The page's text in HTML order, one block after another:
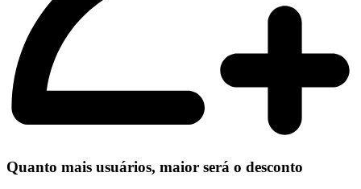
Quanto mais usuários, maior será o desconto